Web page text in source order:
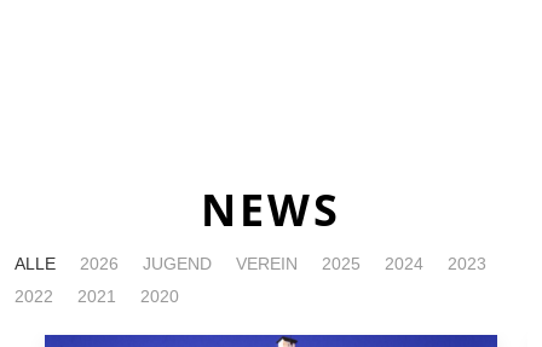
NEWS
ALLE 2026 JUGEND VEREIN 2025 2024
2023
2022
2021 2020